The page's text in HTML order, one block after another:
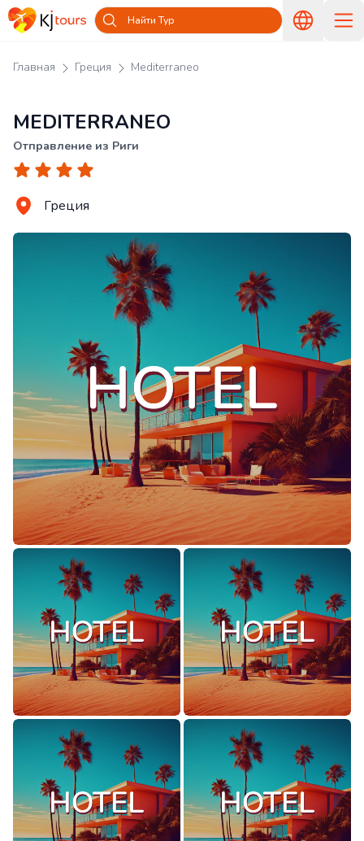
Найти Тур
Главная Греция Mediterraneo
MEDITERRANEO
Отправление из Риги
Греция